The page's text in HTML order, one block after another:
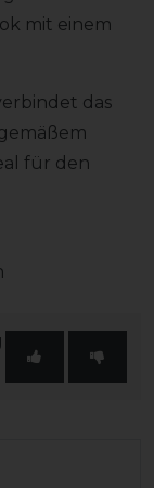
mit einem
das
für den